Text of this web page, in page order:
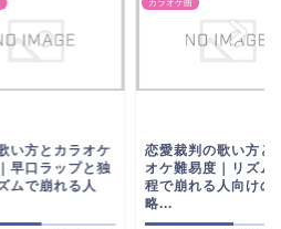
い方とカラオケ
早口ラップと独
ムで崩れる人
カラオケ曲
恋愛裁判の歌い方と
オケ難易度｜リズム
程で崩れる人向けの
略...